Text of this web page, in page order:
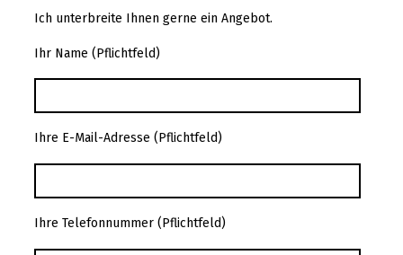
Ich unterbreite Ihnen gerne ein Angebot.
Ihr Name (Pflichtfeld)
Ihre E-Mail-Adresse (Pflichtfeld)
Ihre Telefonnummer (Pflichtfeld)